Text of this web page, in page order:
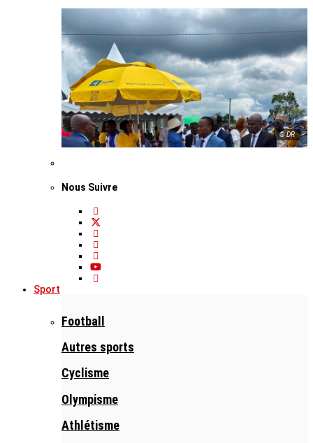
© DR
Nous Suivre
Sport
Football
Autres sports
Cyclisme
Olympisme
Athlétisme